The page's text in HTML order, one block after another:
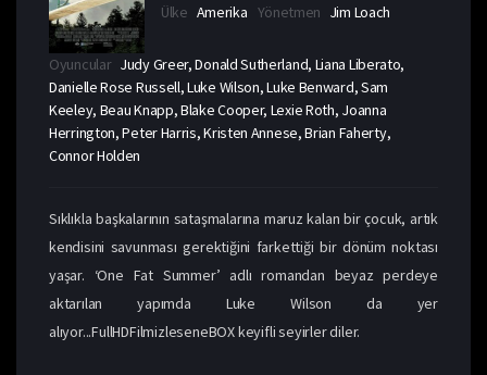
Ülke Amerika Yönetmen Jim Loach
Oyuncular Judy Greer, Donald Sutherland, Liana Liberato,
Danielle Rose Russell, Luke Wilson, Luke Benward, Sam
Keeley, Beau Knapp, Blake Cooper, Lexie Roth, Joanna
Herrington, Peter Harris, Kristen Annese, Brian Faherty,
Connor Holden
Sıklıkla başkalarının sataşmalarına maruz kalan bir çocuk, artık
kendisini savunması gerektiğini farkettiği bir dönüm noktası
yaşar. ‘One Fat Summer’ adlı romandan beyaz perdeye
aktarılan yapımda Luke Wilson da yer
alıyor...FullHDFilmizleseneBOX keyifli seyirler diler.